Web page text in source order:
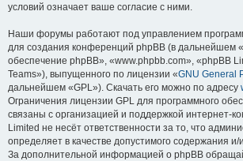
условий означает ваше согласие с ними.
Наши форумы работают под управлением
для создания конференций phpBB (в дальнейшем
обеспечение phpBB», «www.phpbb.com», «phpBB
Teams»), выпущенного по лицензии «GNU General
дальнейшем «GPL»). Скачать его можно по адресу
Ограничения лицензии GPL для программного
связаны с организацией и поддержкой интернет-
Limited не несёт ответственности за то, что
определяет в качестве допустимого содержания
За дополнительной информацией о phpBB